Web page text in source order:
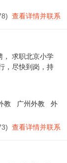
查看详情并联系
， 求职北京小学
，尽快到岗，持
教 广州外教
外
查看详情并联系